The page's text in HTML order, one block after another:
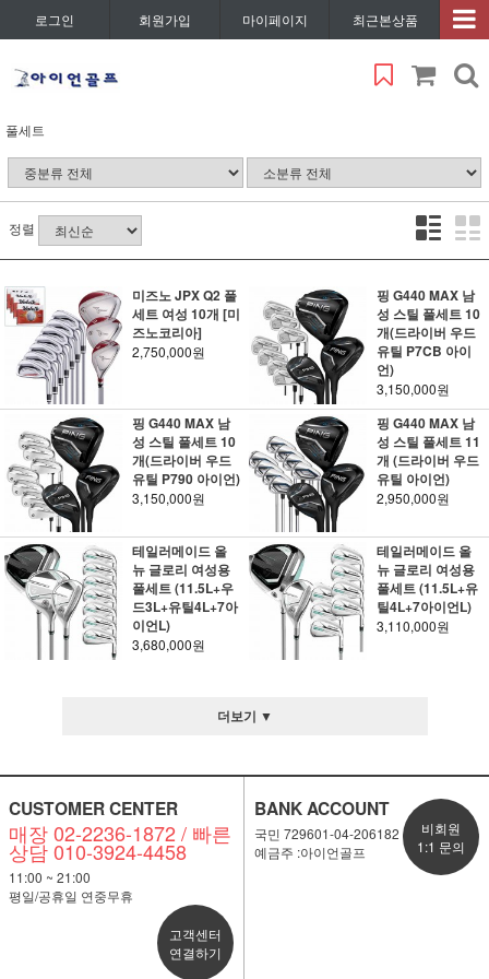
로그인 회원가입 마이페이지 최근본상품
풀세트
정렬
미즈노 JPX Q2 풀
세트 여성 10개 [미
즈노코리아]
2,750,000원
핑 G440 MAX 남
성 스틸 풀세트 10
개(드라이버 우드
유틸 P7CB 아이
언)
3,150,000원
핑 G440 MAX 남
성 스틸 풀세트 10
개(드라이버 우드
유틸 P790 아이언)
3,150,000원
핑 G440 MAX 남
성 스틸 풀세트 11
개 (드라이버 우드
유틸 아이언)
2,950,000원
테일러메이드 올
뉴 글로리 여성용
풀세트 (11.5L+우
드3L+유틸4L+7아
이언L)
3,680,000원
테일러메이드 올
뉴 글로리 여성용
풀세트 (11.5L+유
틸4L+7아이언L)
3,110,000원
더보기 ▼
CUSTOMER CENTER
매장 02-2236-1872 / 빠른
상담 010-3924-4458
11:00 ~ 21:00
평일/공휴일 연중무휴
고객센터
연결하기
BANK ACCOUNT
국민 729601-04-206182
예금주 :아이언골프
비회원
1:1 문의